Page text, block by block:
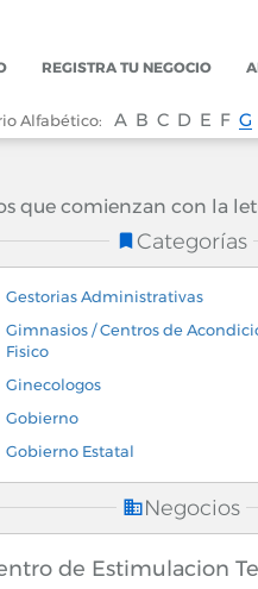
REGISTRA TU NEGOCIO
Alfabético: A B C D E F G
que comienzan con la
Categorías
Gestorias Administrativas
Gimnasios / Centros de
Fisico
Ginecologos
Gobierno
Gobierno Estatal
Negocios
de Estimulacion